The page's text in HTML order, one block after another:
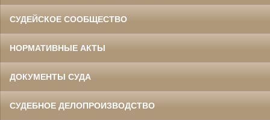
СУДЕЙСКОЕ СООБЩЕСТВО
НОРМАТИВНЫЕ АКТЫ
ДОКУМЕНТЫ СУДА
СУДЕБНОЕ ДЕЛОПРОИЗВОДСТВО